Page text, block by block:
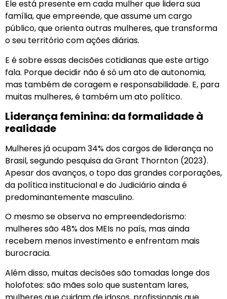
Ele está presente em cada mulher que lidera sua
família, que empreende, que assume um cargo
público, que orienta outras mulheres, que transforma
o seu território com ações diárias.
E é sobre essas decisões cotidianas que este artigo
fala. Porque decidir não é só um ato de autonomia,
mas também de coragem e responsabilidade. E, para
muitas mulheres, é também um ato político.
Liderança feminina: da formalidade à
realidade
Mulheres já ocupam 34% dos cargos de liderança no
Brasil, segundo pesquisa da Grant Thornton (2023).
Apesar dos avanços, o topo das grandes corporações,
da política institucional e do Judiciário ainda é
predominantemente masculino.
O mesmo se observa no empreendedorismo:
mulheres são 48% dos MEIs no país, mas ainda
recebem menos investimento e enfrentam mais
burocracia.
Além disso, muitas decisões são tomadas longe dos
holofotes: são mães solo que sustentam lares,